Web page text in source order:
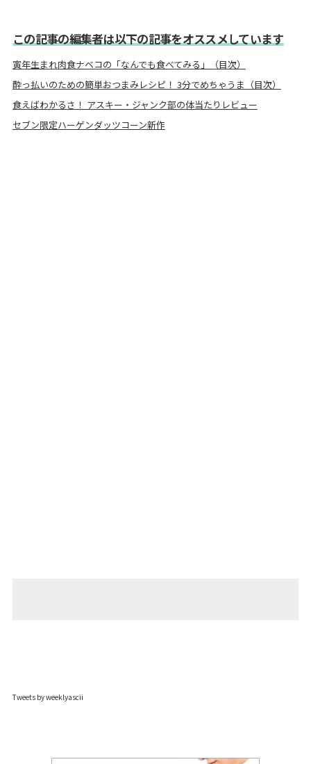
この記事の編集者は以下の記事をオススメしています
寅年生まれ肉食ナベコの「なんでも食べてみる」（目次）
酔っ払いのための簡単おつまみレシピ！ 3分でめちゃうま（目次）
食えばわかるさ！ アスキー・ジャンク部の体当たりレビュー
セブン限定ハーゲンダッツコーン新作
Tweets by weeklyascii